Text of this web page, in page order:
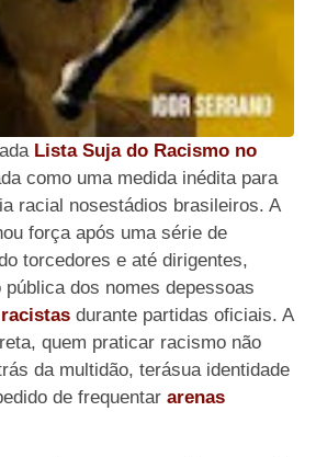
Lista Suja do Racismo no
como uma medida inédita para
racial nosestádios brasileiros. A
força após uma série de
torcedores e até dirigentes,
dos nomes depessoas
durante partidas oficiais. A
quem praticar racismo não
da multidão, terásua identidade
de frequentararenas